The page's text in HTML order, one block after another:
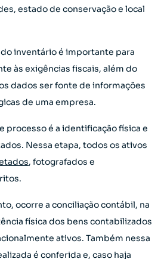
estado de conservação e local
inventário é importante para
às exigências fiscais, além do
dados ser fonte de informações
de uma empresa.
processo é a identificação física e
Nessa etapa, todos os ativos
, fotografados e
ocorre a conciliação contábil, na
física dos bens contabilizados
ativos. Também nessa
é conferida e, caso haja